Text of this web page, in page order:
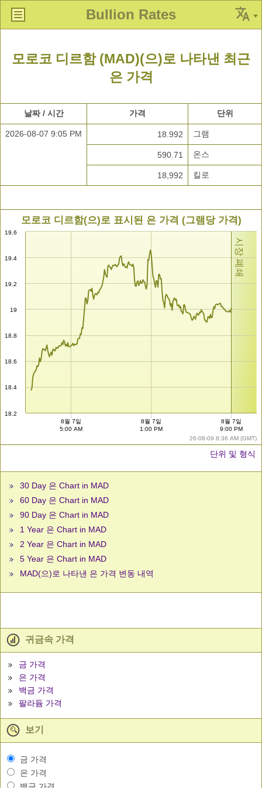
Bullion Rates
모로코 디르함 (MAD)(으)로 나타낸 최근
은 가격
날짜 / 시간 가격 단위
2026-08-07 9:05 PM 18.992 그램
590.71 온스
18,992 킬로
시장 폐쇄
26-08-09 8:36 AM (GMT)
모로코 디르함(으)로 표시된 은 가격 (그램당 가격)
18.2
18.4
18.6
18.8
19
19.2
19.4
19.6
8월 7일
5:00 AM
8월 7일
1:00 PM
8월 7일
9:00 PM
단위 및 형식
30 Day 은 Chart in MAD
60 Day 은 Chart in MAD
90 Day 은 Chart in MAD
1 Year 은 Chart in MAD
2 Year 은 Chart in MAD
5 Year 은 Chart in MAD
MAD(으)로 나타낸 은 가격 변동 내역
귀금속 가격
금 가격
은 가격
백금 가격
팔라듐 가격
보기
금 가격
은 가격